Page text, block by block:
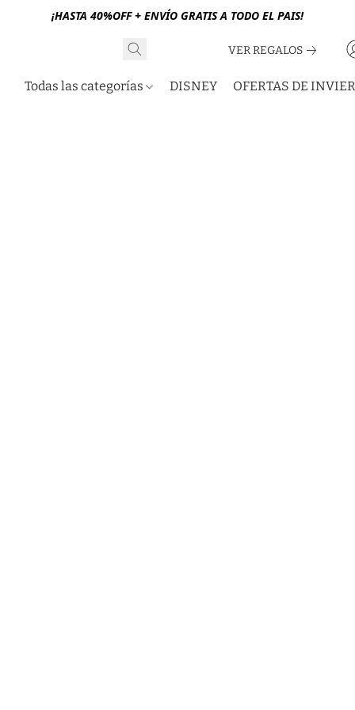
¡HASTA 40%OFF + ENVÍO GRATIS A TODO EL PAIS!
VER REGALOS
Todas las categorías DISNEY OFERTAS DE